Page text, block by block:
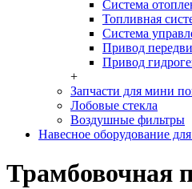
Система
Топливная
Система
Привод
Привод
+
Запчасти для мини
Лобовые стекла
Воздушные фильтры
Навесное оборудование
Трамбовочная